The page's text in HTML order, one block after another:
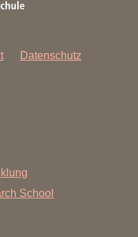
Datenschutz
School